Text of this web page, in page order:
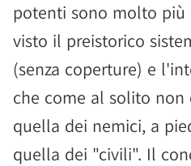
potenti sono molto più
visto il preistorico
(senza coperture) e
che come al solito non
quella dei nemici, a
quella dei "civili". Il